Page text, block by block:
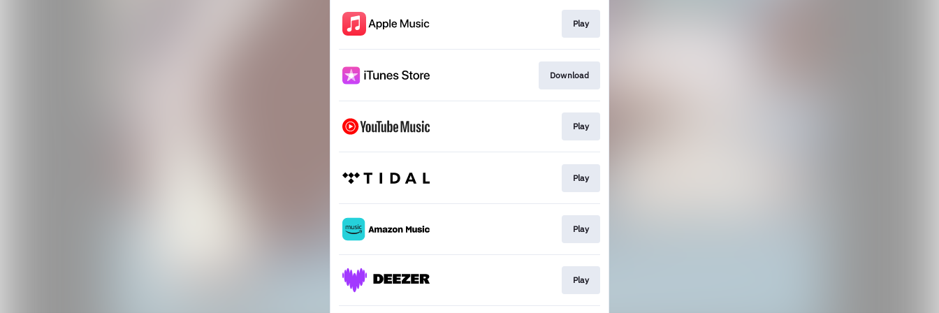
Play
Download
Play
Play
Play
Play